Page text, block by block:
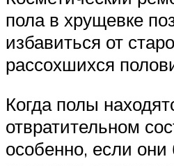
пола в хрущевке
избавиться от
рассохшихся
Когда полы
отвратительном
особенно, если